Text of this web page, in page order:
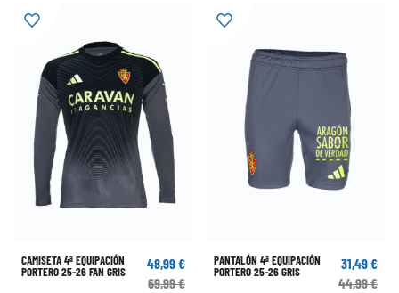
CAMISETA 4ª EQUIPACIÓN
PORTERO 25-26 FAN GRIS
48,99 €
69,99 €
PANTALÓN 4ª EQUIPACIÓN
PORTERO 25-26 GRIS
31,49 €
44,99 €